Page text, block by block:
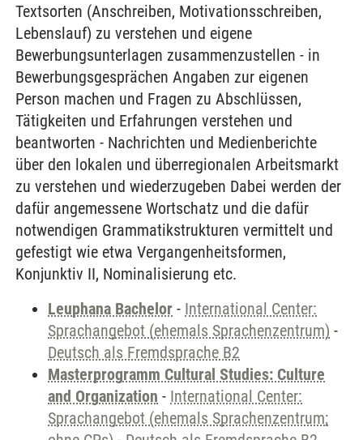
Textsorten (Anschreiben, Motivationsschreiben,
Lebenslauf) zu verstehen und eigene
Bewerbungsunterlagen zusammenzustellen - in
Bewerbungsgesprächen Angaben zur eigenen
Person machen und Fragen zu Abschlüssen,
Tätigkeiten und Erfahrungen verstehen und
beantworten - Nachrichten und Medienberichte
über den lokalen und überregionalen Arbeitsmarkt
zu verstehen und wiederzugeben Dabei werden der
dafür angemessene Wortschatz und die dafür
notwendigen Grammatikstrukturen vermittelt und
gefestigt wie etwa Vergangenheitsformen,
Konjunktiv II, Nominalisierung etc.
Leuphana Bachelor - International Center:
Sprachangebot (ehemals Sprachenzentrum) -
Deutsch als Fremdsprache B2
Masterprogramm Cultural Studies: Culture
and Organization - International Center:
Sprachangebot (ehemals Sprachenzentrum;